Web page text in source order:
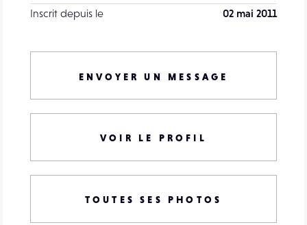
Inscrit depuis le
02 mai 2011
ENVOYER UN MESSAGE
VOIR LE PROFIL
TOUTES SES PHOTOS